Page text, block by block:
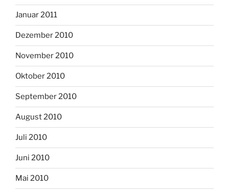
Januar 2011
Dezember 2010
November 2010
Oktober 2010
September 2010
August 2010
Juli 2010
Juni 2010
Mai 2010